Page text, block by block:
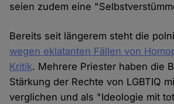
seien zudem eine
Bereits seit längerem steht die
wegen eklatanten Fällen von
Kritik. Mehrere Priester haben die
Stärkung der Rechte von LGBTIQ
verglichen und als "Ideologie mit